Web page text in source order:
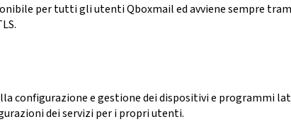
per tutti gli utenti Qboxmail ed avviene sempre
configurazione e gestione dei dispositivi e
dei servizi per i propri utenti.